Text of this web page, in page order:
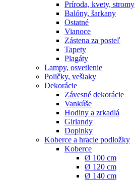
Príroda, kvety, stromy
Balóny, šarkany
Ostatné
Vianoce
Zástena za posteľ
Tapety
Plagáty
Lampy, osvetlenie
Poličky, vešiaky
Dekorácie
Závesné dekorácie
Vankúše
Hodiny a zrkadlá
Girlandy
Doplnky
Koberce a hracie podložky
Koberce
Ø 100 cm
Ø 120 cm
Ø 140 cm